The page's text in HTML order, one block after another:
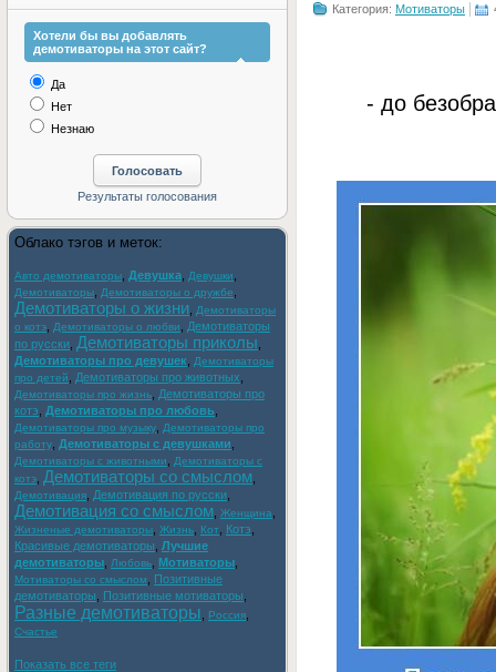
Категория: Мотиваторы
- до
Хотели бы вы добавлять
демотиваторы на этот сайт?
Да
Нет
Незнаю
Облако тэгов и меток:
Авто демотиваторы Девушка Девушки
Демотиваторы Демотиваторы о дружбе
Демотиваторы о жизни
Демотиваторы
о котэ
Демотиваторы о любви
Демотиваторы
по русски Демотиваторы приколы
Демотиваторы про девушек
Демотиваторы
про детей
Демотиваторы про животных
Демотиваторы про жизнь
Демотиваторы про
котэ
Демотиваторы про любовь
Демотиваторы про музыку
Демотиваторы про
работу
Демотиваторы с девушками
Демотиваторы с животными
Демотиваторы с
котэ
Демотиваторы со смыслом
Демотивация Демотивация по русски
Демотивация со смыслом Женщина
Жизненые демотиваторы Жизнь Кот Котэ
Красивые демотиваторы Лучшие
демотиваторы
Любовь Мотиваторы
Мотиваторы со смыслом
Позитивные
демотиваторы
Позитивные мотиваторы
Разные демотиваторы Россия
Счастье
Показать все теги